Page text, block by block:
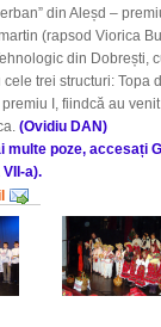
din Aleșd –
(rapsod Viorica
din Dobrești,
cele trei structuri: Topa
I, fiindcă au
(Ovidiu DAN)
multe poze, accesați
a).